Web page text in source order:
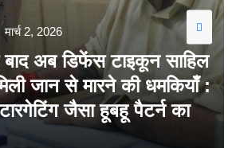
मार्च 2, 2026
अब डिफेंस टाइकून साहिल
जान से मारने की धमकियाँ :
जैसा हूबहू पैटर्न का